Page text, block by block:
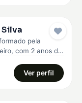
pela
com 2 anos de
Ver perfil